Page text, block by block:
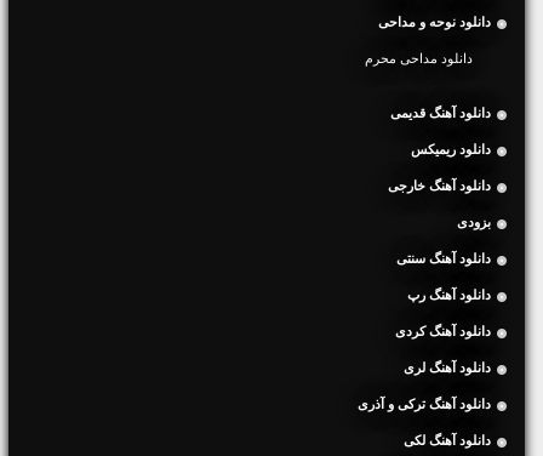
دانلود نوحه و مداحی
دانلود مداحی محرم
دانلود آهنگ قدیمی
دانلود ریمیکس
دانلود آهنگ خارجی
بزودی
دانلود آهنگ سنتی
دانلود آهنگ رپ
دانلود آهنگ کردی
دانلود آهنگ لری
دانلود آهنگ ترکی و آذری
دانلود آهنگ لکی